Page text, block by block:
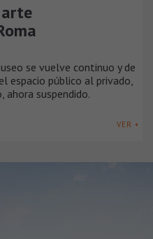
arte
se vuelve continuo y de
espacio público al privado,
ahora suspendido.
VER +